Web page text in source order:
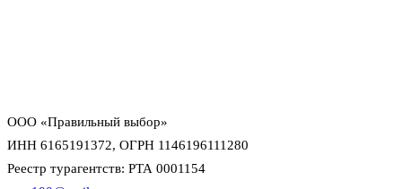
ООО «Правильный выбор»
ИНН 6165191372, ОГРН 1146196111280
Реестр турагентств: РТА 0001154